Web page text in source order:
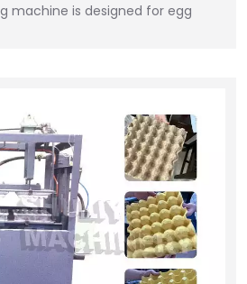
machine is designed for egg